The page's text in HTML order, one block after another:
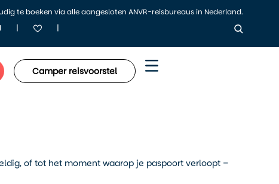
te boeken via alle aangesloten ANVR-reisbureaus in Nederland.
| |
Camper reisvoorstel
of tot het moment waarop je paspoort verloopt –